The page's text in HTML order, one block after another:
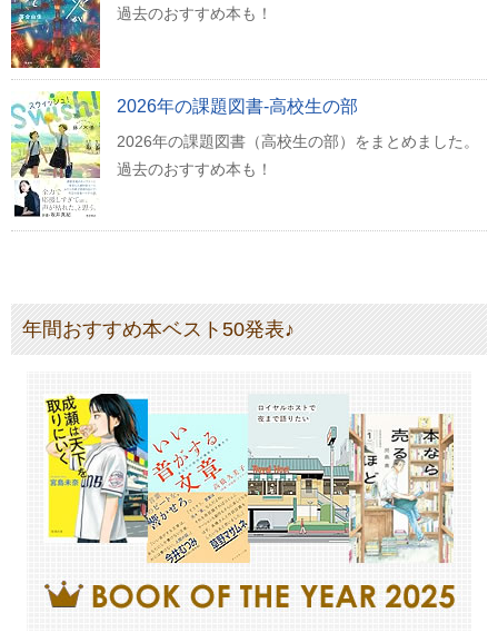
過去のおすすめ本も！
2026年の課題図書-高校生の部
2026年の課題図書（高校生の部）をまとめました。
過去のおすすめ本も！
年間おすすめ本ベスト50発表♪